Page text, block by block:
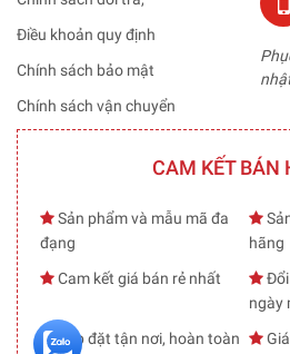
Điều khoản quy định
Chính sách bảo mật
Chính sách vận chuyển
CAM KẾT BÁN
Sản phẩm và mẫu mã đa
đạng
hãng
Cam kết giá bán rẻ nhất
ngày
Lắp đặt tận nơi, hoàn toàn